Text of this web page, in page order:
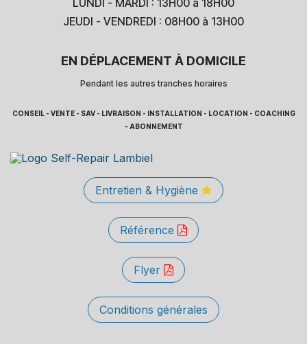
LUNDI - MARDI : 13H00 à 18H00
JEUDI - VENDREDI : 08H00 à 13H00
EN DÉPLACEMENT À DOMICILE
Pendant les autres tranches horaires
CONSEIL - VENTE - SAV - LIVRAISON - INSTALLATION - LOCATION - COACHING
- ABONNEMENT
Entretien & Hygiène
Référence
Flyer
Conditions générales